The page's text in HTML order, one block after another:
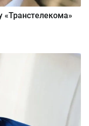
«Транстелекома»